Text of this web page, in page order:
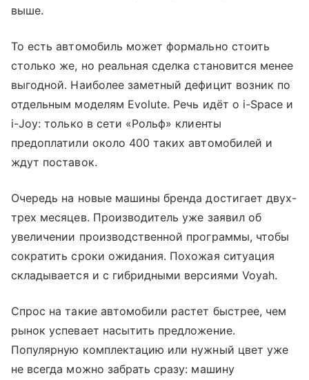
выше.
То есть автомобиль может формально стоить
столько же, но реальная сделка становится менее
выгодной. Наиболее заметный дефицит возник по
отдельным моделям Evolute. Речь идёт о i-Space и
i-Joy: только в сети «Рольф» клиенты
предоплатили около 400 таких автомобилей и
ждут поставок.
Очередь на новые машины бренда достигает двух-
трех месяцев. Производитель уже заявил об
увеличении производственной программы, чтобы
сократить сроки ожидания. Похожая ситуация
складывается и с гибридными версиями Voyah.
Спрос на такие автомобили растет быстрее, чем
рынок успевает насытить предложение.
Популярную комплектацию или нужный цвет уже
не всегда можно забрать сразу: машину